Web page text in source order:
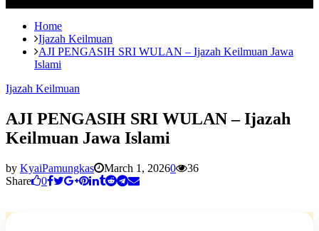
Home
Ijazah Keilmuan
AJI PENGASIH SRI WULAN – Ijazah Keilmuan Jawa
Islami
Ijazah Keilmuan
AJI PENGASIH SRI WULAN – Ijazah
Keilmuan Jawa Islami
by KyaiPamungkas March 1, 20260
36
Share
0